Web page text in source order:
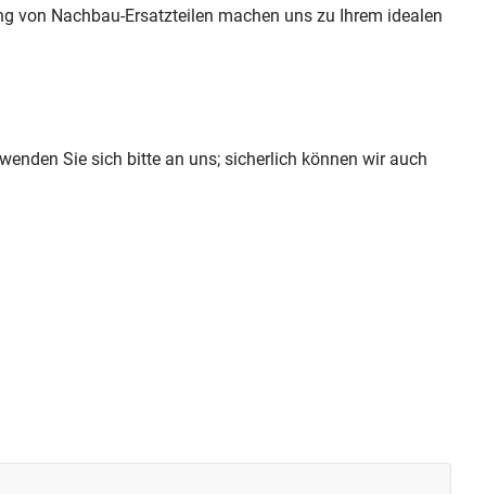
von Nachbau-Ersatzteilen machen uns zu Ihrem idealen
Sie sich bitte an uns; sicherlich können wir auch